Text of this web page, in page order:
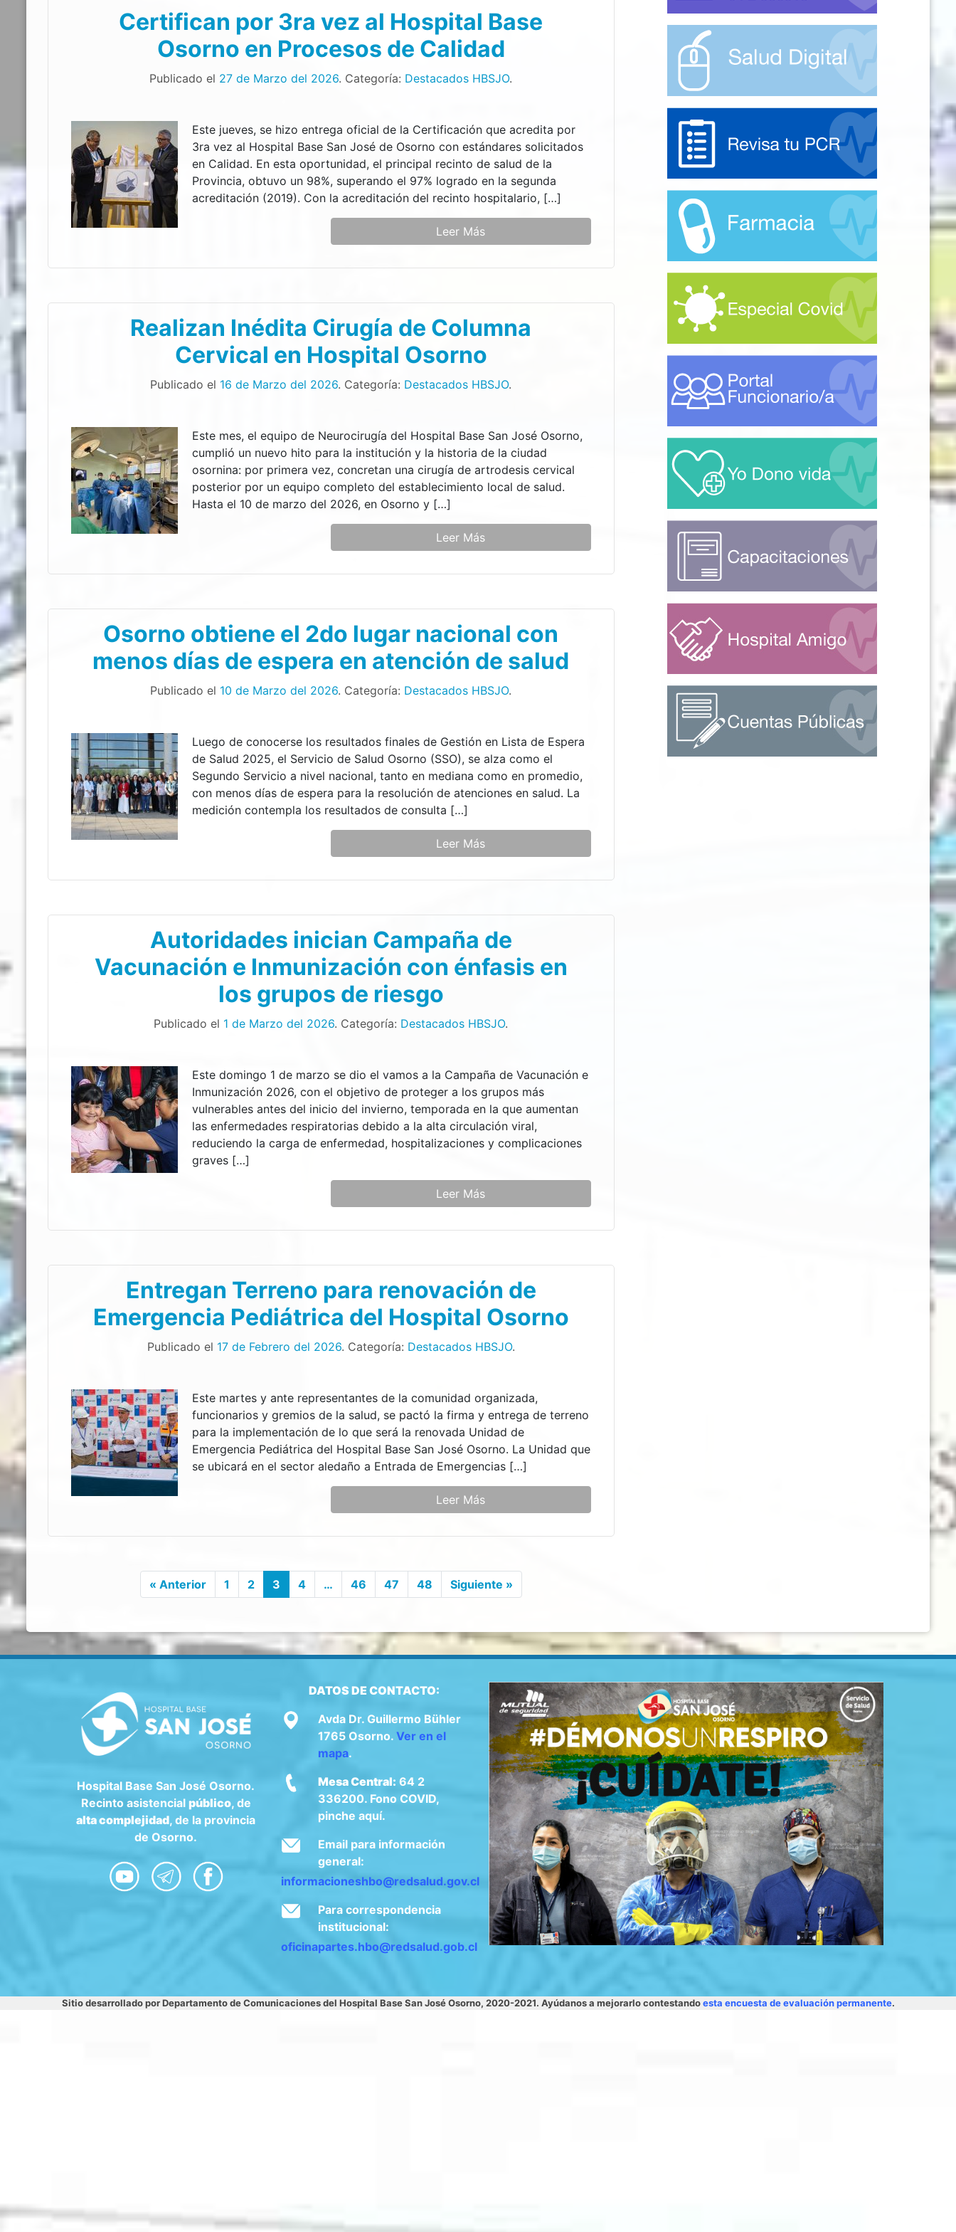
Certifican por 3ra vez al Hospital Base
Osorno en Procesos de Calidad
Publicado el 27 de Marzo del 2026. Categoría: Destacados HBSJO.
Este jueves, se hizo entrega oficial de la Certificación que acredita por
3ra vez al Hospital Base San José de Osorno con estándares solicitados
en Calidad. En esta oportunidad, el principal recinto de salud de la
Provincia, obtuvo un 98%, superando el 97% logrado en la segunda
acreditación (2019). Con la acreditación del recinto hospitalario, […]
Leer Más
Realizan Inédita Cirugía de Columna
Cervical en Hospital Osorno
Publicado el 16 de Marzo del 2026. Categoría: Destacados HBSJO.
Este mes, el equipo de Neurocirugía del Hospital Base San José Osorno,
cumplió un nuevo hito para la institución y la historia de la ciudad
osornina: por primera vez, concretan una cirugía de artrodesis cervical
posterior por un equipo completo del establecimiento local de salud.
Hasta el 10 de marzo del 2026, en Osorno y […]
Leer Más
Osorno obtiene el 2do lugar nacional con
menos días de espera en atención de salud
Publicado el 10 de Marzo del 2026. Categoría: Destacados HBSJO.
Luego de conocerse los resultados finales de Gestión en Lista de Espera
de Salud 2025, el Servicio de Salud Osorno (SSO), se alza como el
Segundo Servicio a nivel nacional, tanto en mediana como en promedio,
con menos días de espera para la resolución de atenciones en salud. La
medición contempla los resultados de consulta […]
Leer Más
Autoridades inician Campaña de
Vacunación e Inmunización con énfasis en
los grupos de riesgo
Publicado el 1 de Marzo del 2026. Categoría: Destacados HBSJO.
Este domingo 1 de marzo se dio el vamos a la Campaña de Vacunación e
Inmunización 2026, con el objetivo de proteger a los grupos más
vulnerables antes del inicio del invierno, temporada en la que aumentan
las enfermedades respiratorias debido a la alta circulación viral,
reduciendo la carga de enfermedad, hospitalizaciones y complicaciones
graves […]
Leer Más
Entregan Terreno para renovación de
Emergencia Pediátrica del Hospital Osorno
Publicado el 17 de Febrero del 2026. Categoría: Destacados HBSJO.
Este martes y ante representantes de la comunidad organizada,
funcionarios y gremios de la salud, se pactó la firma y entrega de terreno
para la implementación de lo que será la renovada Unidad de
Emergencia Pediátrica del Hospital Base San José Osorno. La Unidad que
se ubicará en el sector aledaño a Entrada de Emergencias […]
Leer Más
« Anterior 1 2 3 4 … 46 47 48 Siguiente »
Hospital Base San José Osorno.
Recinto asistencial público, de
alta complejidad, de la provincia
de Osorno.
DATOS DE CONTACTO:
Avda Dr. Guillermo Bühler
1765 Osorno. Ver en el
mapa.
Mesa Central: 64 2
336200. Fono COVID,
pinche aquí.
Email para información
general:
informacioneshbo@redsalud.gov.cl
Para correspondencia
institucional:
oficinapartes.hbo@redsalud.gob.cl
Sitio desarrollado por Departamento de Comunicaciones del Hospital Base San José Osorno, 2020-2021. Ayúdanos a mejorarlo contestandoesta encuesta de evaluación permanente.